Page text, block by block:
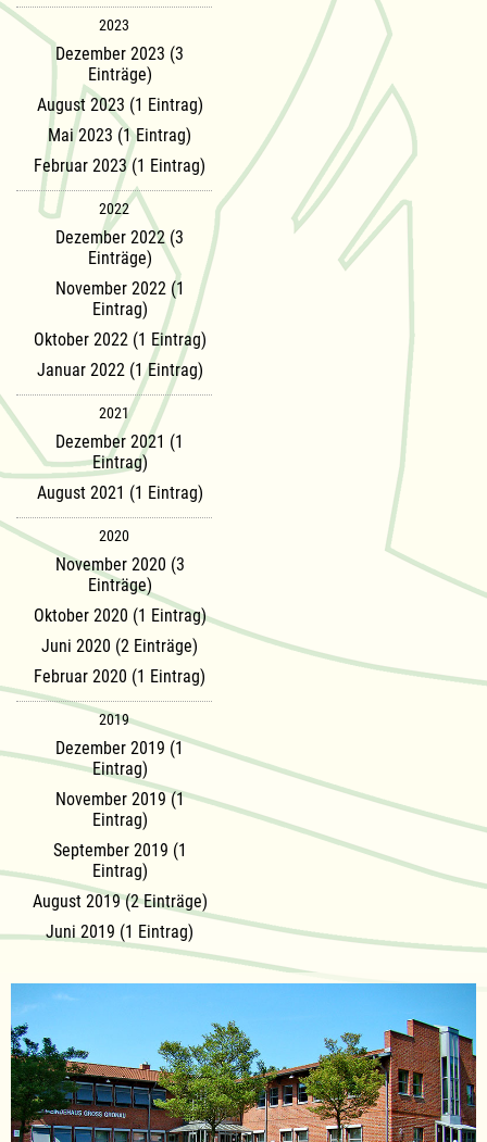
2023
Dezember 2023 (3
Einträge)
August 2023 (1 Eintrag)
Mai 2023 (1 Eintrag)
Februar 2023 (1 Eintrag)
2022
Dezember 2022 (3
Einträge)
November 2022 (1
Eintrag)
Oktober 2022 (1 Eintrag)
Januar 2022 (1 Eintrag)
2021
Dezember 2021 (1
Eintrag)
August 2021 (1 Eintrag)
2020
November 2020 (3
Einträge)
Oktober 2020 (1 Eintrag)
Juni 2020 (2 Einträge)
Februar 2020 (1 Eintrag)
2019
Dezember 2019 (1
Eintrag)
November 2019 (1
Eintrag)
September 2019 (1
Eintrag)
August 2019 (2 Einträge)
Juni 2019 (1 Eintrag)